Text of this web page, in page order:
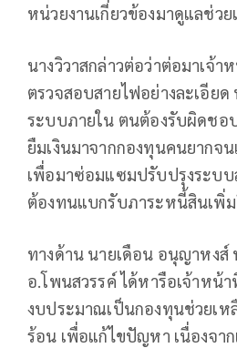
หน่วยงานเกี่ยวข้องมาดูแลช่วย
นางวิวาสกล่าวต่อว่าต่อมาเจ้า
ตรวจสอบสายไฟอย่างละเอีย
ระบบภายใน ตนต้องรับผิดชอบ
ยืมเงินมาจากกองทุนคนยากจ
เพื่อมาซ่อมแซมปรับปรุงระบ
ต้องทนแบกรับภาระหนี้สินเพิ่
ทางด้าน นายเดือน อนุญาหงส์
อ.โพนสวรรค์ ได้หารือเจ้าหน้า
งบประมาณเป็นกองทุนช่วยเห
ร้อน เพื่อแก้ไขปัญหา เนื่องจา